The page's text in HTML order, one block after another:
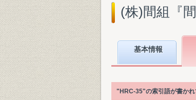
(株)間組『
基本情報
"HRC-35"の索引語が書かれ